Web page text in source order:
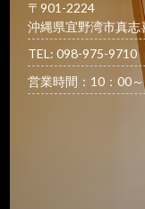
〒901-2224
沖縄県宜野湾市真
TEL: 098-975-9710
営業時間：10：00